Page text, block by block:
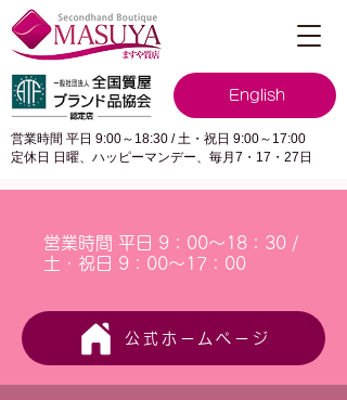
English
営業時間 平日 9:00～18:30 / 土・祝日 9:00～17:00
定休日 日曜、ハッピーマンデー、毎月7・17・27日
営業時間 平日 9：00～18：30 /
土・祝日 9：00～17：00
公式ホームページ